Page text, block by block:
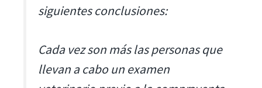
siguientes conclusiones:
Cada vez son más las personas que
llevan a cabo un examen